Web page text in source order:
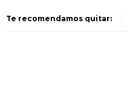
Te recomendamos quitar: